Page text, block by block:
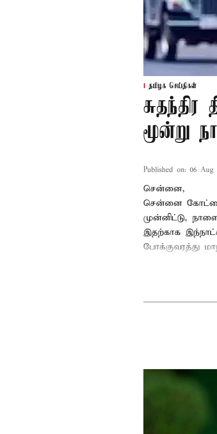
தமிழக செய்திகள்
மூன்று
Published on: 06 Aug
சென்னை,
சென்னை
முன்னிட்டு,
இதற்காக
போக்குவரத்து